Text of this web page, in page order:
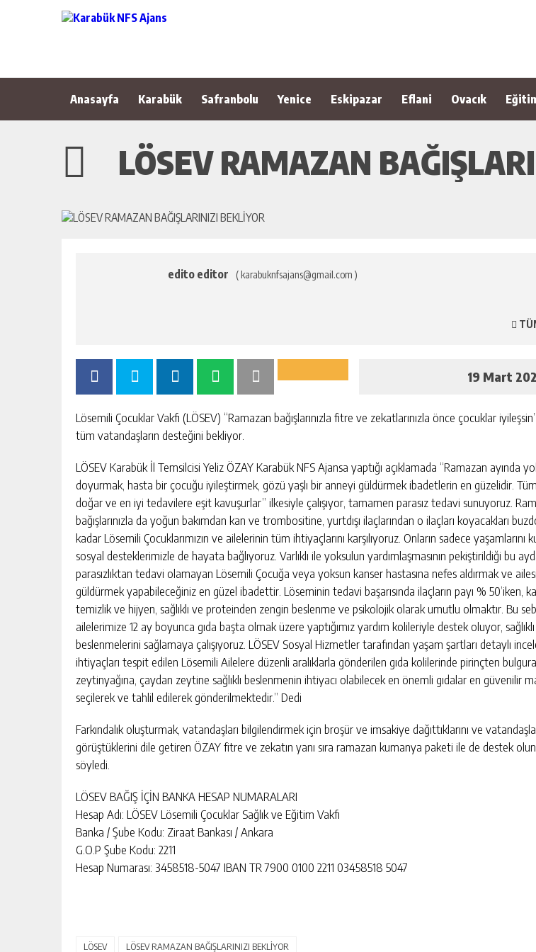
Anasayfa Karabük Safranbolu Yenice Eskipazar Eflani Ovacık
LÖSEV RAMAZAN
edito editor ( karabuknfsajans@gmail.com )
19 Mart
Lösemili Çocuklar Vakfı (LÖSEV) “Ramazan bağışlarınızla fitre ve zekatlarınızla önce çocuklar
tüm vatandaşların desteğini bekliyor.
LÖSEV Karabük İl Temsilcisi Yeliz ÖZAY Karabük NFS Ajansa yaptığı açıklamada “Ramazan ayında
doyurmak, hasta bir çocuğu iyileştirmek, gözü yaşlı bir anneyi güldürmek ibadetlerin en güzelidir.
doğar ve en iyi tedavilere eşit kavuşurlar” ilkesiyle çalışıyor, tamamen parasız tedavi sunuyoruz.
bağışlarınızla da yoğun bakımdan kan ve trombositine, yurtdışı ilaçlarından o ilaçları koyacakları
kadar Lösemili Çocuklarımızın ve ailelerinin tüm ihtiyaçlarını karşılıyoruz. Onların sadece yaşamlarını
sosyal desteklerimizle de hayata bağlıyoruz. Varlıklı ile yoksulun yardımlaşmasının pekiştirildiği bu
parasızlıktan tedavi olamayan Lösemili Çocuğa veya yoksun kanser hastasına nefes aldırmak ve
güldürmek yapabileceğiniz en güzel ibadettir. Löseminin tedavi başarısında ilaçların payı % 50’iken,
temizlik ve hijyen, sağlıklı ve proteinden zengin beslenme ve psikolojik olarak umutlu olmaktır. Bu
ailelerimize 12 ay boyunca gıda başta olmak üzere yaptığımız yardım kolileriyle destek oluyor,
beslenmelerini sağlamaya çalışıyoruz. LÖSEV Sosyal Hizmetler tarafından yaşam şartları detaylı
ihtiyaçları tespit edilen Lösemili Ailelere düzenli aralıklarla gönderilen gıda kolilerinde pirinçten
zeytinyağına, çaydan zeytine sağlıklı beslenmenin ihtiyacı olabilecek en önemli gıdalar en güvenilir
seçilerek ve tahlil edilerek gönderilmektedir.” Dedi
Farkındalık oluşturmak, vatandaşları bilgilendirmek için broşür ve imsakiye dağıttıklarını ve
görüştüklerini dile getiren ÖZAY fitre ve zekatın yanı sıra ramazan kumanya paketi ile de destek
söyledi.
LÖSEV BAĞIŞ İÇİN BANKA HESAP NUMARALARI
Hesap Adı: LÖSEV Lösemili Çocuklar Sağlık ve Eğitim Vakfı
Banka / Şube Kodu: Ziraat Bankası / Ankara
G.O.P Şube Kodu: 2211
Hesap Numarası: 3458518-5047 IBAN TR 7900 0100 2211 03458518 5047
LÖSEV LÖSEV RAMAZAN BAĞIŞLARINIZI BEKLİYOR